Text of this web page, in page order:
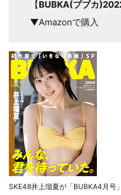
【BUBKA(ブブカ
▼Amazonで購入
SKE48井上瑠夏が「BUBKA4月号